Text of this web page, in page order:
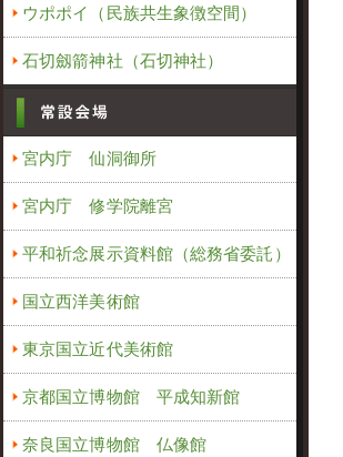
ウポポイ（民族共生象徴空間）
石切劔箭神社（石切神社）
宮内庁 仙洞御所
宮内庁 修学院離宮
平和祈念展示資料館（総務省委託）
国立西洋美術館
東京国立近代美術館
京都国立博物館 平成知新館
奈良国立博物館 仏像館